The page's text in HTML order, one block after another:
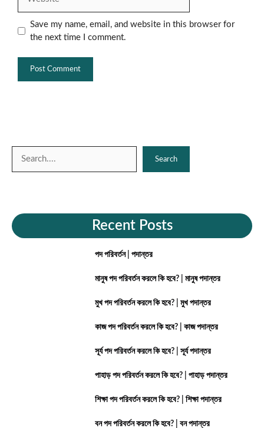
Save my name, email, and website in this browser for
the next time I comment.
Search
Recent Posts
পদ পরিবর্তন | পদান্তর
মানুষ পদ পরিবর্তন করলে কি হবে? | মানুষ পদান্তর
মুখ পদ পরিবর্তন করলে কি হবে? | মুখ পদান্তর
কাজ পদ পরিবর্তন করলে কি হবে? | কাজ পদান্তর
সূর্য পদ পরিবর্তন করলে কি হবে? | সূর্য পদান্তর
পাহাড় পদ পরিবর্তন করলে কি হবে? | পাহাড় পদান্তর
শিক্ষা পদ পরিবর্তন করলে কি হবে? | শিক্ষা পদান্তর
বন পদ পরিবর্তন করলে কি হবে? | বন পদান্তর